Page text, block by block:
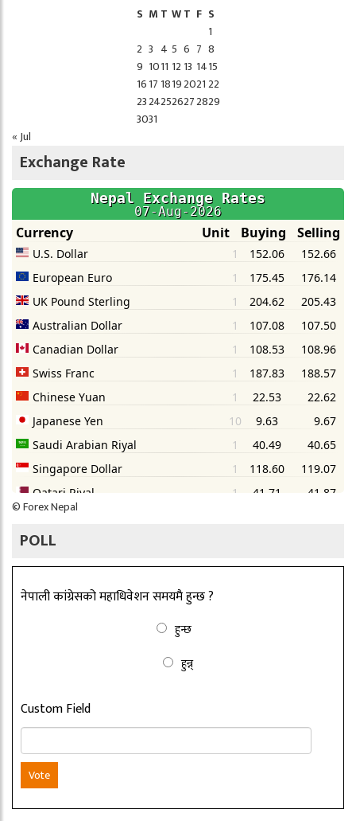
S M T WT F S
1
2 3 4 5 6 7 8
9 1011 12 13 1415
1617 1819202122
23242526272829
3031
« Jul
Exchange Rate
©Forex Nepal
POLL
नेपाली कांग्रेसको महाधिवेशन समयमै हुन्छ ?
हुन्छ
हुन्न्
Custom Field
Vote